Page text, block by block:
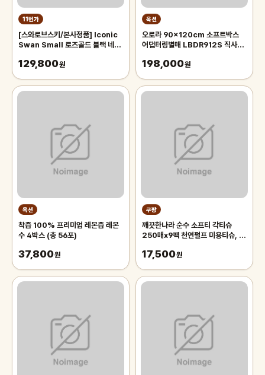
11번가
[스와로브스키/본사정품] Iconic
Swan Small 로즈골드 블랙 네크
129,800원
옥션
오로라 90x120cm 소프트박스
어댑터링별매 LBDR912S 직사각
오로라 90x120
198,000원
옥션
착즙 100% 프리미엄 레몬즙 레몬
수 4박스 (총 56포)
37,800원
쿠팡
깨끗한나라 순수 소프티 각티슈
250매x9팩 천연펄프 미용티슈, 3
17,500원